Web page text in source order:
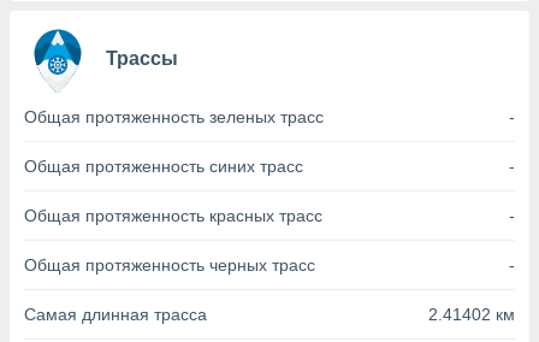
данных
Трассы
Общая протяженность зеленых трасс -
Общая протяженность синих трасс -
Общая протяженность красных трасс -
Общая протяженность черных трасс -
Самая длинная трасса 2.41402 км